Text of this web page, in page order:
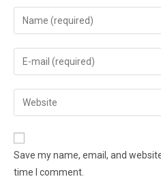
Save my name, email, and
time I comment.